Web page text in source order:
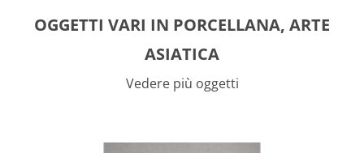
OGGETTI VARI IN PORCELLANA, ARTE
ASIATICA
Vedere più oggetti